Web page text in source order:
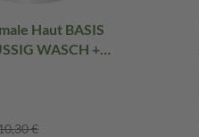
Haut BASIS
WASCH +
400 ml Flüssigkeit
€